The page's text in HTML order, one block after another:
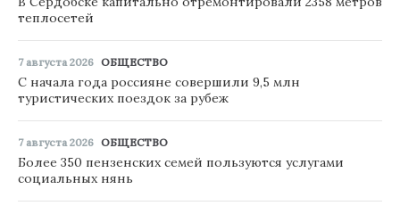
теплосетей
7 августа 2026 ОБЩЕСТВО
С начала года россияне совершили 9,5 млн
туристических поездок за рубеж
7 августа 2026 ОБЩЕСТВО
Более 350 пензенских семей пользуются услугами
социальных нянь